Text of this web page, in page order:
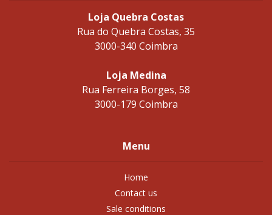
Loja Quebra Costas
Rua do Quebra Costas, 35
3000-340 Coimbra
Loja Medina
Rua Ferreira Borges, 58
3000-179 Coimbra
Menu
Home
Contact us
Sale conditions